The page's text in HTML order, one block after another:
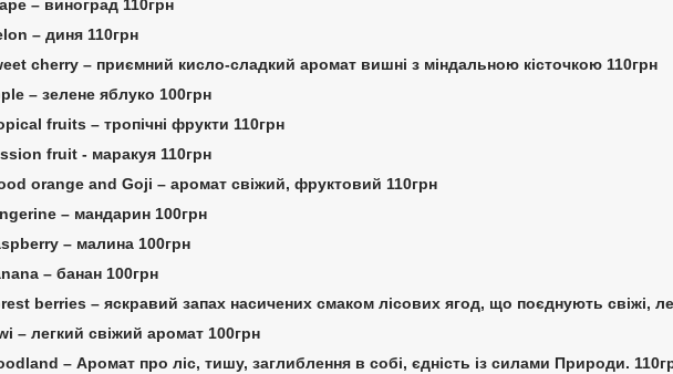
– виноград 110грн
– диня 110грн
cherry – приємний кисло-сладкий аромат вишні з міндальною кісточкою 110грн
– зелене яблуко 100грн
fruits – тропічні фрукти 110грн
fruit - маракуя 110грн
orange and Goji – аромат свіжий, фруктовий 110грн
– мандарин 100грн
– малина 100грн
– банан 100грн
berries – яскравий запах насичених смаком лісових ягод, що поєднують свіжі,
– легкий свіжий аромат 100грн
– Аромат про ліс, тишу, заглиблення в собі, єдність із силами Природи.